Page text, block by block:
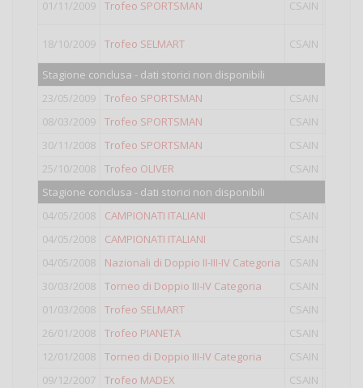
01/11/2009 Trofeo SPORTSMAN CSAIN
18/10/2009 Trofeo SELMART CSAIN
Stagione conclusa - dati storici non disponibili
23/05/2009
Trofeo SPORTSMAN CSAIN
08/03/2009
Trofeo SPORTSMAN CSAIN
30/11/2008
Trofeo SPORTSMAN CSAIN
25/10/2008
Trofeo OLIVER CSAIN
Stagione conclusa - dati storici non disponibili
04/05/2008
CAMPIONATI ITALIANI CSAIN
04/05/2008
CAMPIONATI ITALIANI CSAIN
04/05/2008
Nazionali di Doppio II-III-IV Categoria CSAIN
30/03/2008
Torneo di Doppio III-IV Categoria CSAIN
01/03/2008
Trofeo SELMART CSAIN
26/01/2008
Trofeo PIANETA CSAIN
12/01/2008
Torneo di Doppio III-IV Categoria CSAIN
09/12/2007
Trofeo MADEX CSAIN